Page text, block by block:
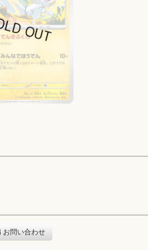
お問い合わせ